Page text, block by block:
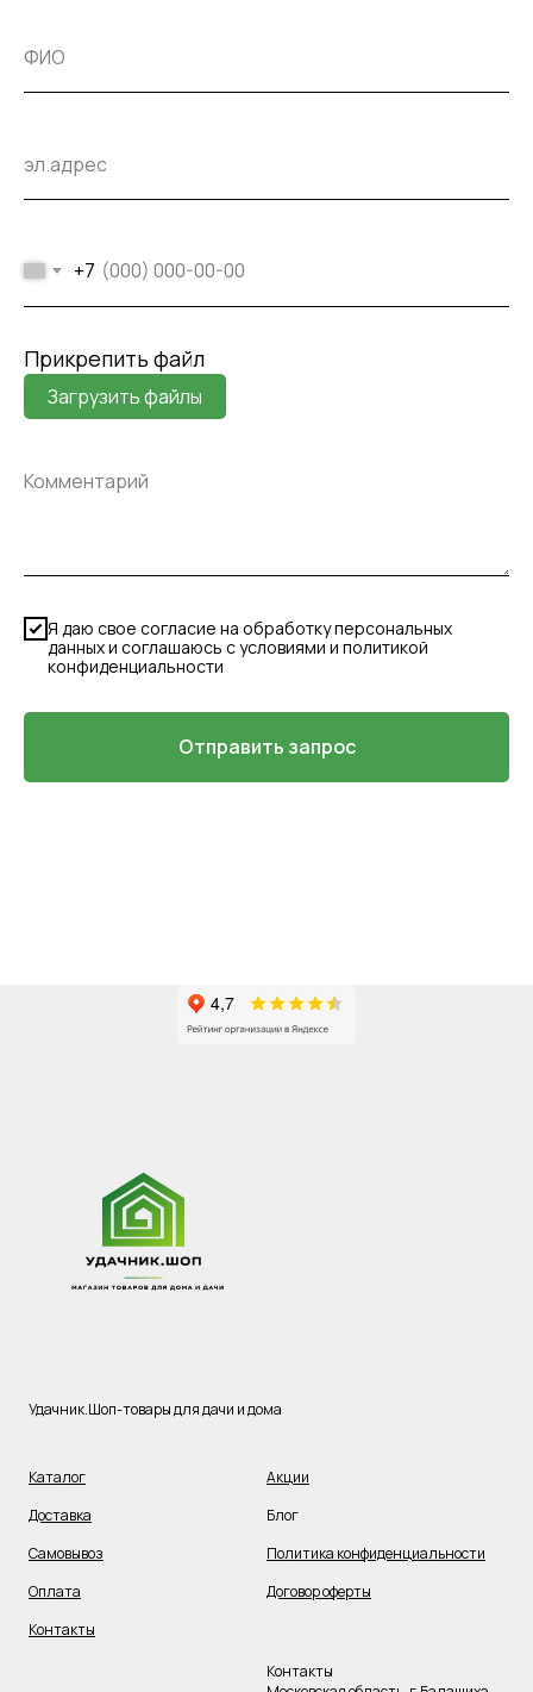
+7
Прикрепить файл
Загрузить файлы
Я даю свое согласие на обработку персональных
данных и соглашаюсь с условиями и политикой
конфиденциальности
Отправить запрос
Удачник.Шоп-товары для дачи и дома
Каталог
Доставка
Самовывоз
Оплата
Контакты
Акции
Блог
Политика конфиденциальности
Договор оферты
Контакты